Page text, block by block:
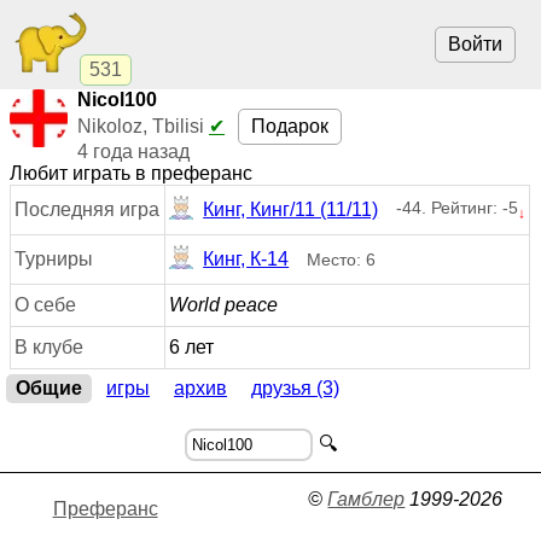
531
Войти
Nicol100
Nikoloz, Tbilisi ✔
4 года назад
Подарок
Любит играть в преферанс
Последняя игра
Кинг, Кинг/11 (11/11) -44. Рейтинг: -5↓
Турниры Кинг, К-14 Место: 6
О себе World peace
В клубе
6 лет
Общие
игры архив друзья (3)
🔍
Преферанс ©Гамблер 1999-2026